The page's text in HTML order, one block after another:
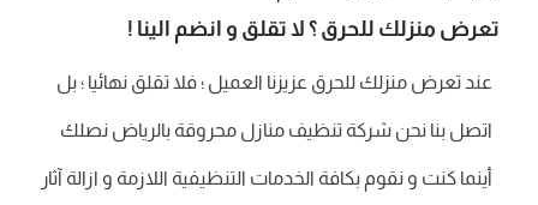
تعرض منزلك للحرق ؟ لا تقلق و انضم الينا !
عند تعرض منزلك للحرق عزيزنا العميل ؛ فلا تقلق نهائيا ؛ بل
اتصل بنا نحن شركة تنظيف منازل محروقة بالرياض نصلك
أينما كنت و نقوم بكافة الخدمات التنظيفية اللازمة و ازالة آثار